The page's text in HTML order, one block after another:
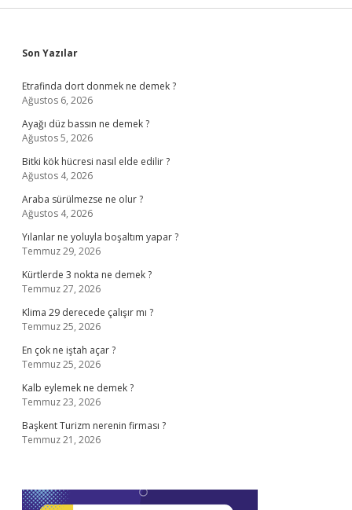
Sidebar
Son Yazılar
Etrafinda dort donmek ne demek ?
Ağustos 6, 2026
Ayağı düz bassın ne demek ?
Ağustos 5, 2026
Bitki kök hücresi nasıl elde edilir ?
Ağustos 4, 2026
Araba sürülmezse ne olur ?
Ağustos 4, 2026
Yılanlar ne yoluyla boşaltım yapar ?
Temmuz 29, 2026
Kürtlerde 3 nokta ne demek ?
Temmuz 27, 2026
Klima 29 derecede çalışır mı ?
Temmuz 25, 2026
En çok ne iştah açar ?
Temmuz 25, 2026
Kalb eylemek ne demek ?
Temmuz 23, 2026
Başkent Turizm nerenin firması ?
Temmuz 21, 2026